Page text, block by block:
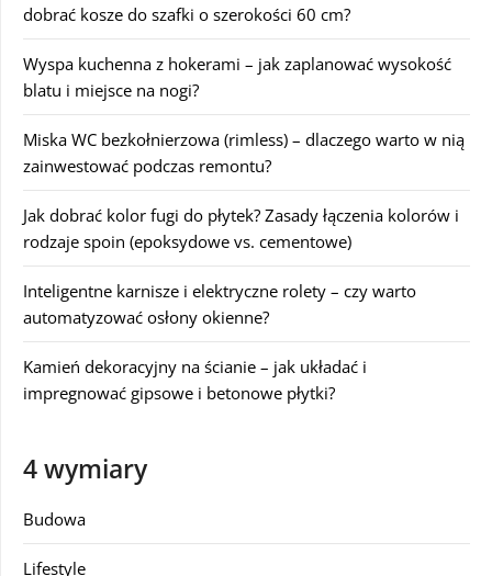
dobrać kosze do szafki o szerokości 60 cm?
Wyspa kuchenna z hokerami – jak zaplanować wysokość
blatu i miejsce na nogi?
Miska WC bezkołnierzowa (rimless) – dlaczego warto w nią
zainwestować podczas remontu?
Jak dobrać kolor fugi do płytek? Zasady łączenia kolorów i
rodzaje spoin (epoksydowe vs. cementowe)
Inteligentne karnisze i elektryczne rolety – czy warto
automatyzować osłony okienne?
Kamień dekoracyjny na ścianie – jak układać i
impregnować gipsowe i betonowe płytki?
4 wymiary
Budowa
Lifestyle